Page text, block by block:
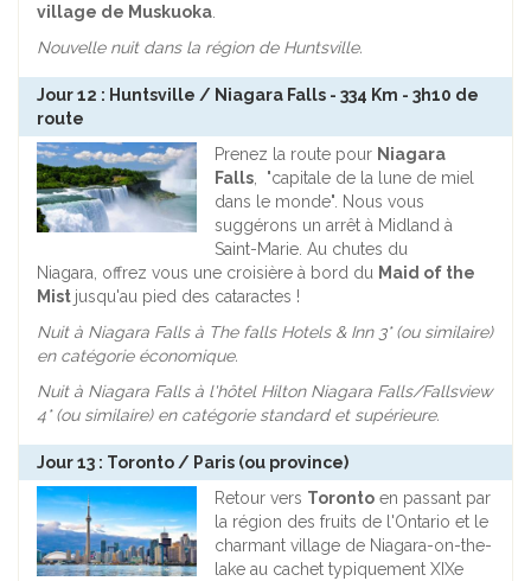
village de Muskuoka.
Nouvelle nuit dans la région de Huntsville.
Jour 12 : Huntsville / Niagara Falls - 334 Km - 3h10 de
route
Prenez la route pour Niagara
Falls, "capitale de la lune de miel
dans le monde". Nous vous
suggérons un arrêt à Midland à
Saint-Marie. Au chutes du
Niagara, offrez vous une croisière à bord du Maid of the
Mist jusqu'au pied des cataractes !
Nuit à Niagara Falls à The falls Hotels & Inn 3*(ou similaire)
en catégorie économique.
Nuit à Niagara Falls à l'hôtel Hilton Niagara Falls/Fallsview
4*(ou similaire) en catégorie standard et supérieure.
Jour 13 : Toronto / Paris (ou province)
Retour vers Toronto en passant par
la région des fruits de l'Ontario et le
charmant village de Niagara-on-the-
lake au cachet typiquement XIXe